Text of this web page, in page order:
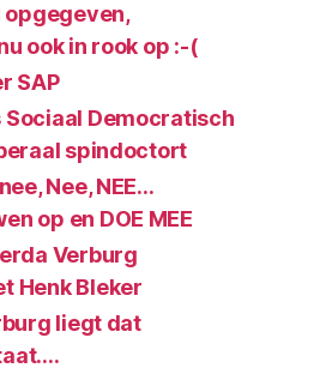
opgegeven,
ook in rook op :-(
SAP
Sociaal Democratisch
spindoctort
Nee, NEE…
op en DOE MEE
Verburg
Henk Bleker
liegt dat